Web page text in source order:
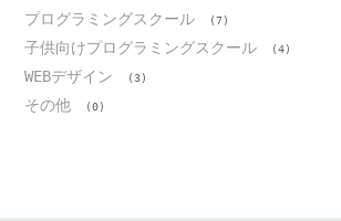
プログラミングスクール (7)
子供向けプログラミングスクール (4)
WEBデザイン (3)
その他 (0)